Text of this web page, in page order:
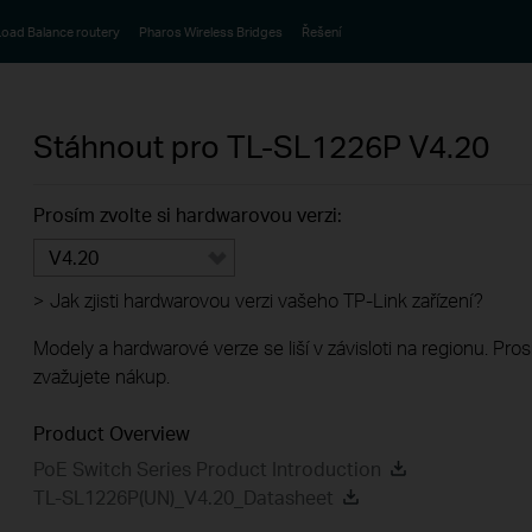
Balance routery Pharos Wireless Bridges Řešení
Stáhnout pro TL-SL1226P V4.20
Prosím zvolte si hardwarovou verzi:
V4.20
> Jak zjisti hardwarovou verzi vašeho TP-Link zařízení?
Modely a hardwarové verze se liší v závisloti na regionu.
zvažujete nákup.
Product Overview
PoE Switch Series Product Introduction
TL-SL1226P(UN)_V4.20_Datasheet